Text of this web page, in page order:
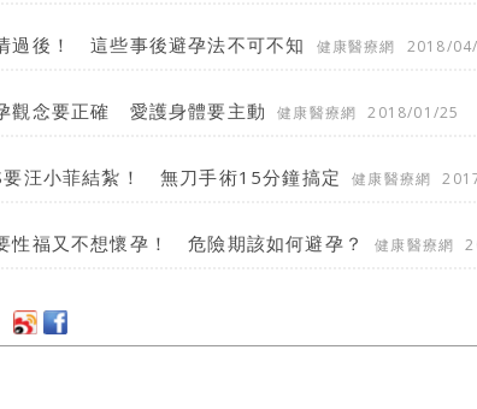
過後！ 這些事後避孕法不可不知 健康醫療網 2018/
觀念要正確 愛護身體要主動 健康醫療網 2018/01/25
要汪小菲結紮！ 無刀手術15分鐘搞定 健康醫療網
性福又不想懷孕！ 危險期該如何避孕？ 健康醫療網